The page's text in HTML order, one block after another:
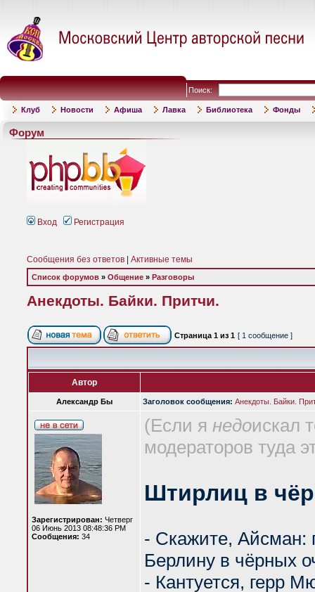
Поиск:
Клуб Новости Афиша Лавка Библиотека Фонды
Форум
Вход Регистрация
Сообщения без ответов Активные темы
Список форумов » Общение » Разговоры
Анекдоты. Байки. Притчи.
Страница 1 из 1 [ 1 сообщение ]
Автор
Александр Бы Заголовок сообщения: Анекдоты. Байки.
Зарегистрирован: Четверг
06 Июнь 2013 08:48:36 PM
Сообщения: 34
(Если я недоискал
модераторов туда
Штирлиц в
- Скажите, Айсман:
Берлину в чёрных
- Кантуется, герр